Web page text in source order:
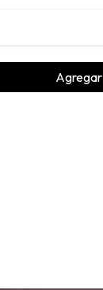
Agregar